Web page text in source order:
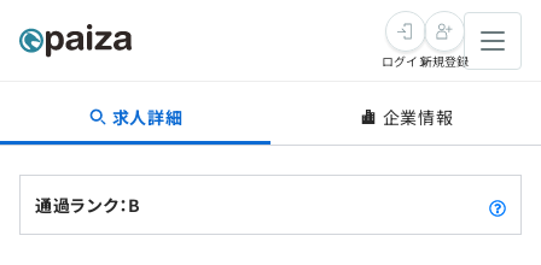
転職・キャリア
新卒就活
ログイン新規登録
求人詳細 企業情報
通過ランク：B